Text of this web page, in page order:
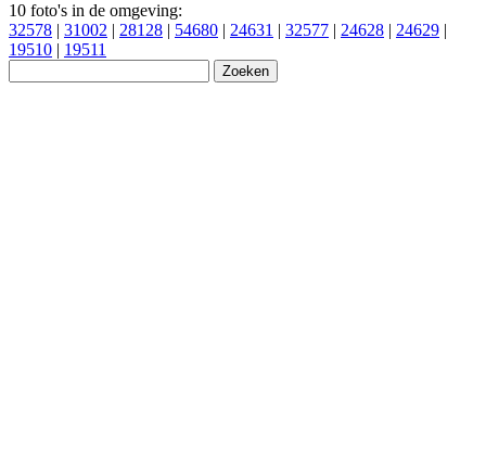
10 foto's in de omgeving:
32578 | 31002 | 28128 | 54680 | 24631 | 32577 | 24628 | 24629 |
19510 | 19511